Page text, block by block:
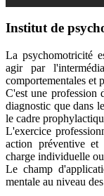
Institut de
La psychomotricité
agir par
comportementales et
C'est une profession
diagnostic que dans
le cadre
L'exercice
action préventive
charge individuelle
Le champ
mentale au niveau